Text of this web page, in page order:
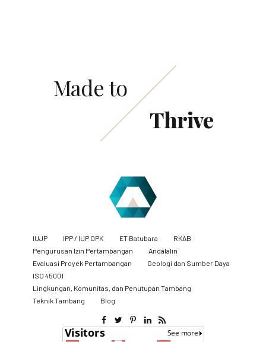
Made to
Thrive
IUJP IPP / IUP OPK ET Batubara
RKAB
Pengurusan Izin Pertambangan
Andalalin
Evaluasi Proyek Pertambangan
Geologi dan Sumber Daya
ISO 45001
Lingkungan, Komunitas, dan Penutupan Tambang
​Teknik Tambang
Blog